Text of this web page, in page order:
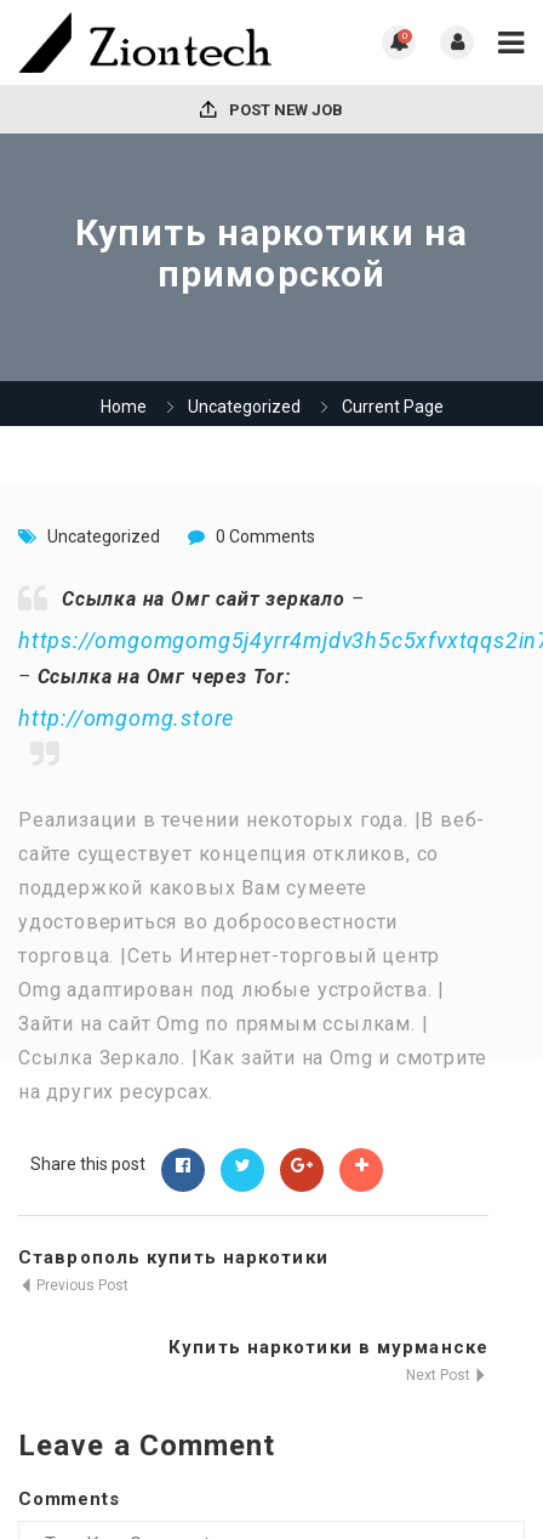
0
POST NEW JOB
Купить наркотики на
приморской
Home Uncategorized Current Page
Uncategorized 0 Comments
Ссылка на Омг сайт зеркало –
https://
– Ссылка на Омг через Tor:
http://omgomg.store
Реализации в течении некоторых года. |В веб-
сайте существует концепция откликов, со
поддержкой каковых Вам сумеете
удостовериться во добросовестности
торговца. |Сеть Интернет-торговый центр
Omg адаптирован под любые устройства. |
Зайти на сайт Omg по прямым ссылкам. |
Ссылка Зеркало. |Как зайти на Omg и смотрите
на других ресурсах.
Share this post
Ставрополь купить наркотики
Previous Post
Купить наркотики в мурманске
Next Post
Leave a Comment
Comments